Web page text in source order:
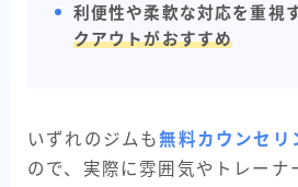
利便性や柔軟な対応を重視
クアウトがおすすめ
いずれのジムも無料カウンセリ
ので、実際に雰囲気やトレーナ